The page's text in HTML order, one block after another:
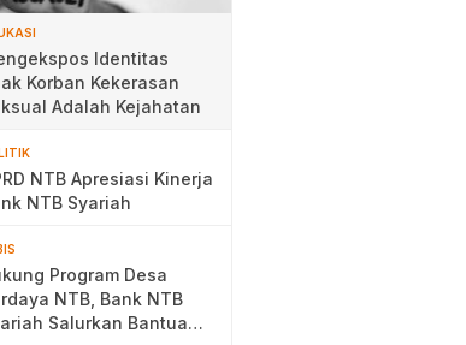
Identitas
Korban Kekerasan
Adalah Kejahatan
NTB Apresiasi Kinerja
NTB Syariah
Program Desa
NTB, Bank NTB
Salurkan Bantuan